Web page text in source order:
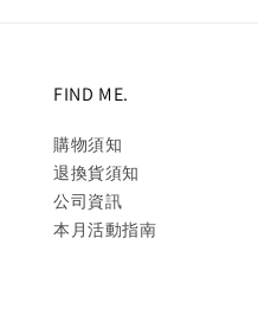
FIND ME.
購物須知
退換貨須知
公司資訊
本月活動指南